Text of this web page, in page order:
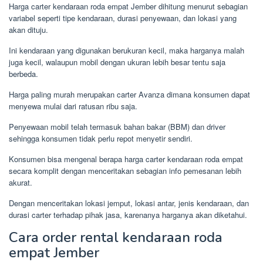
Harga carter kendaraan roda empat Jember dihitung menurut sebagian
variabel seperti tipe kendaraan, durasi penyewaan, dan lokasi yang
akan dituju.
Ini kendaraan yang digunakan berukuran kecil, maka harganya malah
juga kecil, walaupun mobil dengan ukuran lebih besar tentu saja
berbeda.
Harga paling murah merupakan carter Avanza dimana konsumen dapat
menyewa mulai dari ratusan ribu saja.
Penyewaan mobil telah termasuk bahan bakar (BBM) dan driver
sehingga konsumen tidak perlu repot menyetir sendiri.
Konsumen bisa mengenal berapa harga carter kendaraan roda empat
secara komplit dengan menceritakan sebagian info pemesanan lebih
akurat.
Dengan menceritakan lokasi jemput, lokasi antar, jenis kendaraan, dan
durasi carter terhadap pihak jasa, karenanya harganya akan diketahui.
Cara order rental kendaraan roda
empat Jember